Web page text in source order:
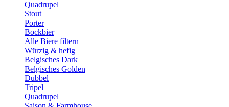
Quadrupel
Stout
Porter
Bockbier
Alle Biere filtern
Würzig & hefig
Belgisches Dark
Belgisches Golden
Dubbel
Tripel
Quadrupel